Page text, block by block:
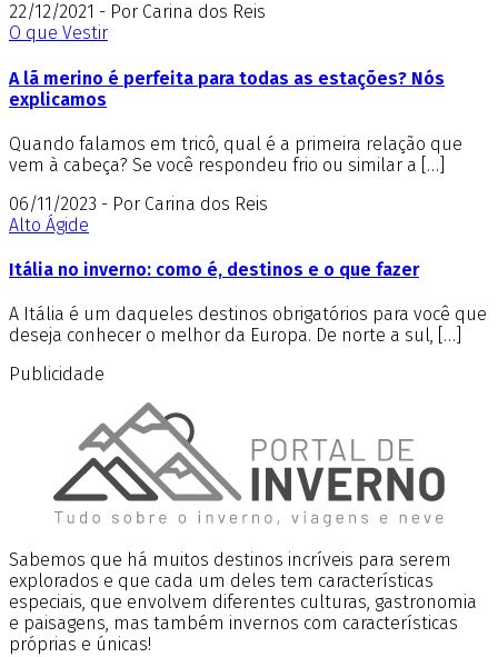
22/12/2021 - Por Carina dos Reis
O que Vestir
A lã merino é perfeita para todas as estações? Nós
explicamos
Quando falamos em tricô, qual é a primeira relação que
vem à cabeça? Se você respondeu frio ou similar a […]
06/11/2023 - Por Carina dos Reis
Alto Ágide
Itália no inverno: como é, destinos e o que fazer
A Itália é um daqueles destinos obrigatórios para você que
deseja conhecer o melhor da Europa. De norte a sul, […]
Publicidade
Sabemos que há muitos destinos incríveis para serem
explorados e que cada um deles tem características
especiais, que envolvem diferentes culturas, gastronomia
e paisagens, mas também invernos com características
próprias e únicas!